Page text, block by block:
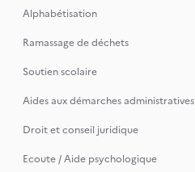
Alphabétisation
Ramassage de déchets
Soutien scolaire
Aides aux démarches administratives
Droit et conseil juridique
Ecoute / Aide psychologique